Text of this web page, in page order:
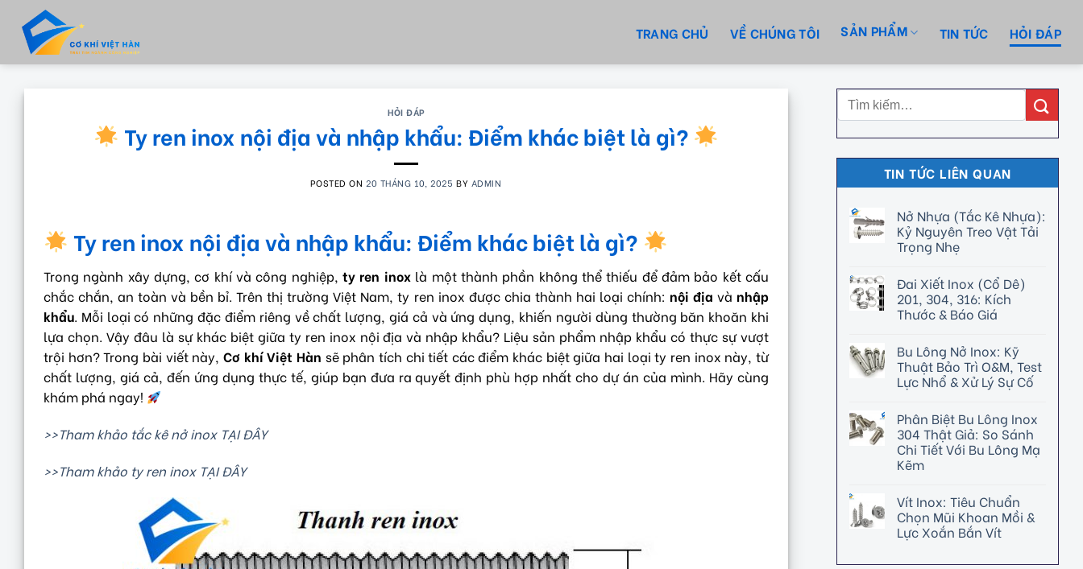
content
TRANG CHỦ VỀ CHÚNG TÔI SẢN PHẨM TIN TỨC HỎI ĐÁP
HỎI ĐÁP
Ty ren inox nội địa và nhập khẩu: Điểm khác biệt là gì?
POSTED ON 20 THÁNG 10, 2025 BY ADMIN
Ty ren inox nội địa và nhập khẩu: Điểm khác biệt là gì?
Trong ngành xây dựng, cơ khí và công nghiệp,ty ren inoxlà một thành phần không thể thiếu để đảm bảo kết cấu
chắc chắn, an toàn và bền bỉ. Trên thị trường Việt Nam, ty ren inox được chia thành hai loại chính: nội địa vànhập
khẩu. Mỗi loại có những đặc điểm riêng về chất lượng, giá cả và ứng dụng, khiến người dùng thường băn khoăn khi
lựa chọn. Vậy đâu là sự khác biệt giữa ty ren inox nội địa và nhập khẩu? Liệu sản phẩm nhập khẩu có thực sự vượt
trội hơn? Trong bài viết này, Cơ khí Việt Hàn sẽ phân tích chi tiết các điểm khác biệt giữa hai loại ty ren inox này, từ
chất lượng, giá cả, đến ứng dụng thực tế, giúp bạn đưa ra quyết định phù hợp nhất cho dự án của mình. Hãy cùng
khám phá ngay!
>>Tham khảo tắc kê nở inox TẠI ĐÂY
>>Tham khảo ty ren inox TẠI ĐÂY
TIN TỨC LIÊN QUAN
Nở Nhựa (Tắc Kê Nhựa):
Kỷ Nguyên Treo Vật Tải
Trọng Nhẹ
Đai Xiết Inox (Cổ Dê)
201, 304, 316: Kích
Thước & Báo Giá
Bu Lông Nở Inox: Kỹ
Thuật Bảo Trì O&M, Test
Lực Nhổ & Xử Lý Sự Cố
Phân Biệt Bu Lông Inox
304 Thật Giả: So Sánh
Chi Tiết Với Bu Lông Mạ
Kẽm
Vít Inox: Tiêu Chuẩn
Chọn Mũi Khoan Mồi &
Lực Xoắn Bắn Vít